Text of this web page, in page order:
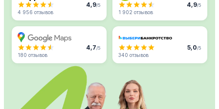
4,9/5
4 956 отзывов
4,9/5
1 902 отзывов
4,7/5
180 отзывов
5,0/5
340 отзывов